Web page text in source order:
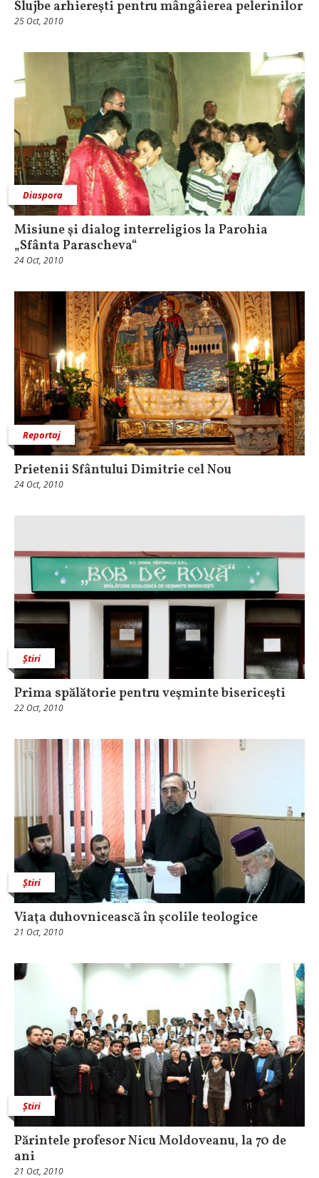
Slujbe arhiereşti pentru mângâierea pelerinilor
25 Oct, 2010
Diaspora
Misiune şi dialog interreligios la Parohia
„Sfânta Parascheva“
24 Oct, 2010
Reportaj
Prietenii Sfântului Dimitrie cel Nou
24 Oct, 2010
Știri
Prima spălătorie pentru veşminte bisericeşti
22 Oct, 2010
Știri
Viaţa duhovnicească în şcolile teologice
21 Oct, 2010
Știri
Părintele profesor Nicu Moldoveanu, la 70 de
ani
21 Oct, 2010